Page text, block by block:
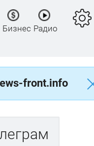
Радио
front.info